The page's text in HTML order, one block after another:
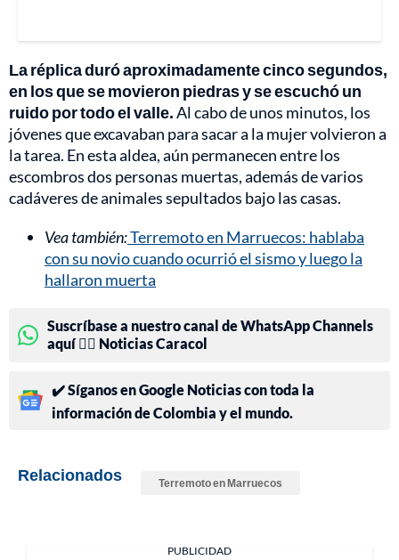
La réplica duró aproximadamente cinco segundos,
en los que se movieron piedras y se escuchó un
ruido por todo el valle.Al cabo de unos minutos, los
jóvenes que excavaban para sacar a la mujer volvieron a
la tarea. En esta aldea, aún permanecen entre los
escombros dos personas muertas, además de varios
cadáveres de animales sepultados bajo las casas.
Vea también:Terremoto en Marruecos: hablaba
con su novio cuando ocurrió el sismo y luego la
hallaron muerta
Suscríbase a nuestro canal de WhatsApp Channels
aquí 👉🏻 Noticias Caracol
✔️ Síganos en Google Noticias con toda la
información de Colombia y el mundo.
Relacionados Terremoto en Marruecos
PUBLICIDAD